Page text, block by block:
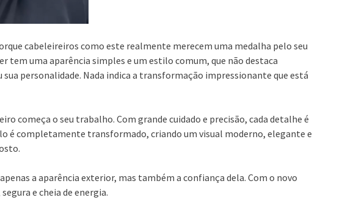
cabeleireiros como este realmente merecem uma medalha pelo seu
tem uma aparência simples e um estilo comum, que não destaca
personalidade. Nada indica a transformação impressionante que está
começa o seu trabalho. Com grande cuidado e precisão, cada detalhe é
é completamente transformado, criando um visual moderno, elegante e
a aparência exterior, mas também a confiança dela. Com o novo
e cheia de energia.